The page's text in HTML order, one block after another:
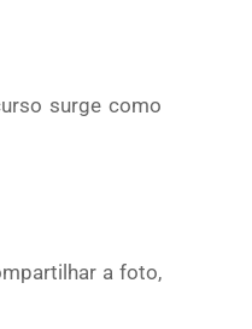
surge como
a foto,